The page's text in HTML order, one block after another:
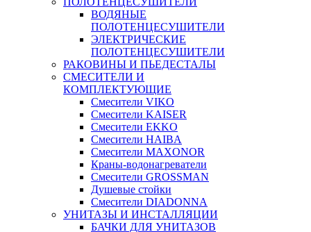
ВОДЯНЫЕ
ПОЛОТЕНЦЕСУШИТЕЛИ
ЭЛЕКТРИЧЕСКИЕ
ПОЛОТЕНЦЕСУШИТЕЛИ
РАКОВИНЫ И ПЬЕДЕСТАЛЫ
СМЕСИТЕЛИ И
КОМПЛЕКТУЮЩИЕ
Смесители VIKO
Смесители KAISER
Смесители EKKO
Смесители HAIBA
Смесители MAXONOR
Краны-водонагреватели
Смесители GROSSMAN
Душевые стойки
Смесители DIADONNA
УНИТАЗЫ И ИНСТАЛЛЯЦИИ
БАЧКИ ДЛЯ УНИТАЗОВ